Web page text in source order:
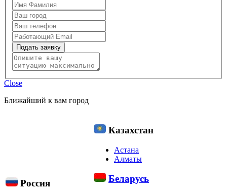
Подать заявку
Close
Ближайший к вам город
Россия
Казахстан
Астана
Алматы
Беларусь